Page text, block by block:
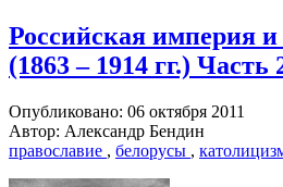
Российская империя и
(1863 – 1914 гг.) Часть
Опубликовано: 06 октября 2011
Автор: Александр Бендин
православие , белорусы ,